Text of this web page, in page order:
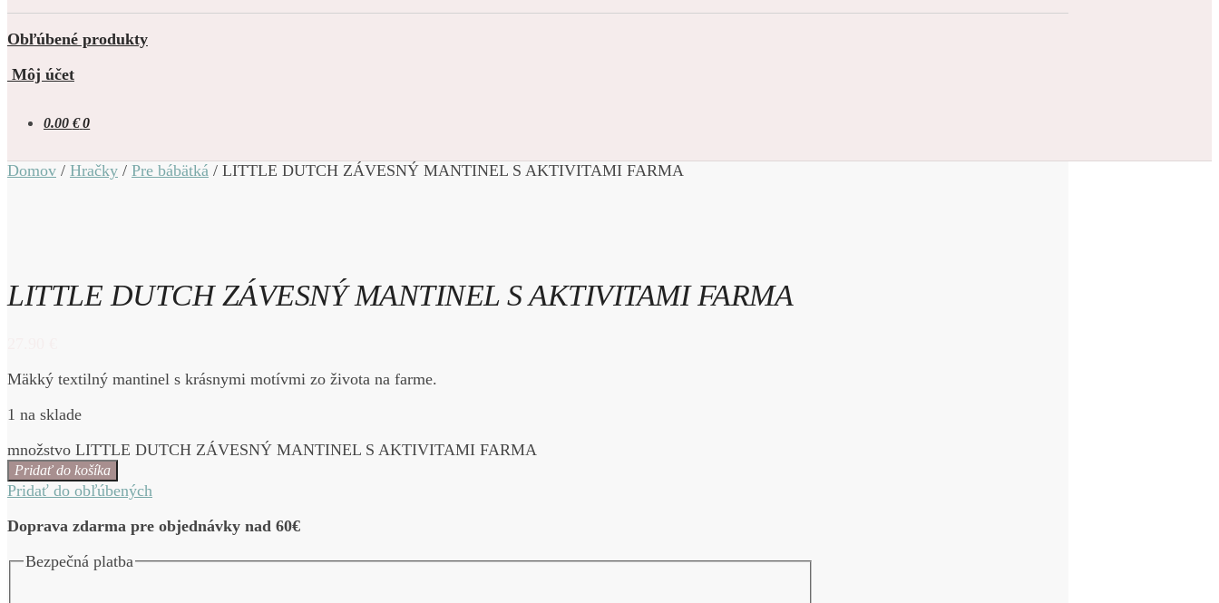
Obľúbené produkty
Môj účet
0.00 € 0
Domov / Hračky / Pre bábätká / LITTLE DUTCH ZÁVESNÝ MANTINEL S AKTIVITAMI FARMA
LITTLE DUTCH ZÁVESNÝ MANTINEL S AKTIVITAMI FARMA
Mäkký textilný mantinel s krásnymi motívmi zo života na farme.
1 na sklade
množstvo LITTLE DUTCH ZÁVESNÝ MANTINEL S AKTIVITAMI FARMA
Pridať do košíka
Pridať do obľúbených
Doprava zdarma pre objednávky nad 60€
Bezpečná platba